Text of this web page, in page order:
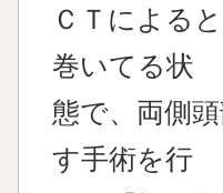
ＣＴによる
巻いてる状
態で、両側
す手術を行